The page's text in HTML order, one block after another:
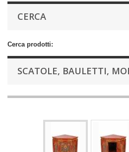
CERCA
Cerca prodotti:
SCATOLE, BAULETTI,